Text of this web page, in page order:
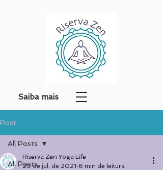
Saiba mais
Post
All Posts
All Posts
Riserva Zen Yoga Life
29 de jul. de 2021 6 min de leitura